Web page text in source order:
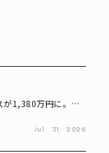
1,380万円に。プ
Jul. 31, 2026